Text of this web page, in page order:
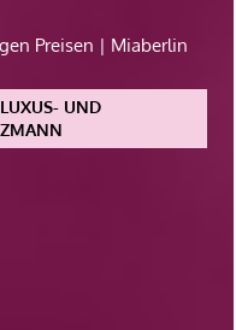
Preisen | Miaberlin
UND